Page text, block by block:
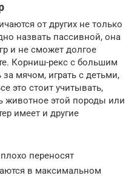
от других не только
назвать пассивной, она
и не сможет долгое
Корниш-рекс с большим
за мячом, играть с детьми,
это стоит учитывать,
животное этой породы или
имеет и другие
переносят
в максимальном